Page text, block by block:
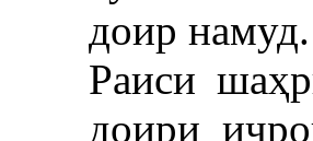
доир намуд.
Раиси
доири